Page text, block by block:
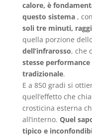
calore, è
questo sistema ,
soli tre minuti,
quella porzione
dell’infrarosso, che
stesse
tradizionale.
E a 850 gradi si
quell’effetto che
crosticina esterna
all’interno. Quel
tipico e